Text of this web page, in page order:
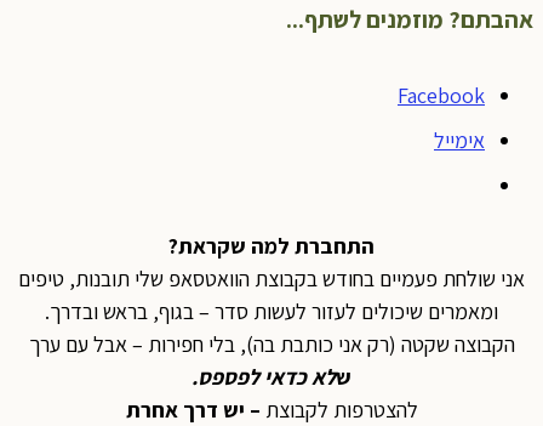
אהבתם? מוזמנים לשתף...
Facebook
אימייל
התחברת למה שקראת?
אני שולחת פעמיים בחודש בקבוצת הוואטסאפ שלי תובנות, טיפים
ומאמרים שיכולים לעזור לעשות סדר – בגוף, בראש ובדרך.
הקבוצה שקטה (רק אני כותבת בה), בלי חפירות – אבל עם ערך
שלא כדאי לפספס.
להצטרפות לקבוצת– יש דרך אחרת